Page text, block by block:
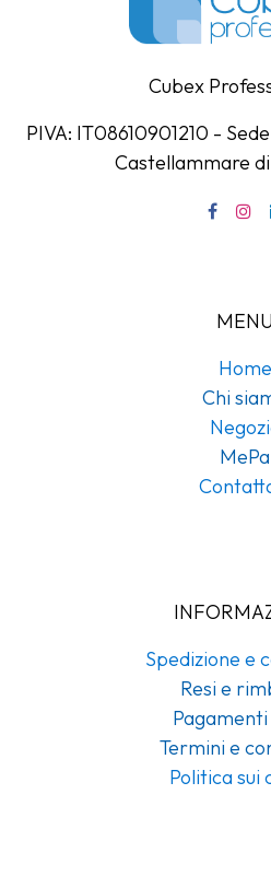
Cubex
PIVA: IT08610901210 -
Castellammare
MENU
Home
Chi
MePa
Spedizione e
Resi e
Termini e
Politica sui